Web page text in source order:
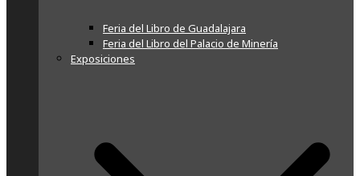
Feria del Libro de Guadalajara
Feria del Libro del Palacio de Minería
Exposiciones